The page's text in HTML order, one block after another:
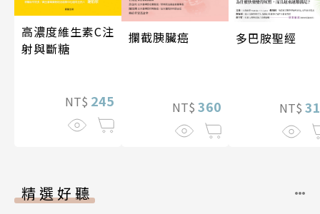
高濃度維生素C注
射與斷糖
NT$ 245
攔截胰臟癌
NT$ 360
多巴胺聖經
NT$
精選好聽